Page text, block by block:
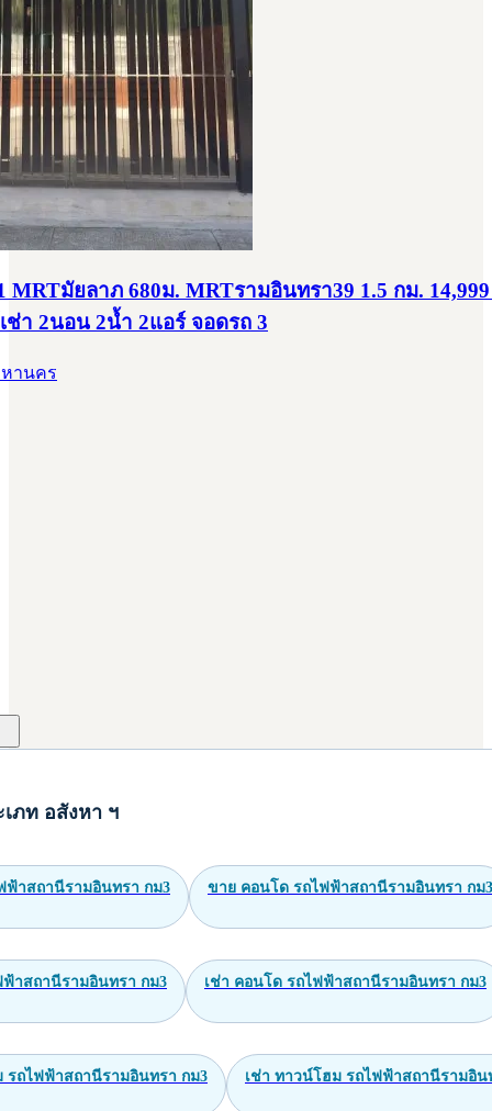
MRTมัยลาภ 680ม. MRTรามอินทรา39 1.5 กม.
ช่า 2นอน 2น้ำ 2แอร์ จอดรถ 3
หานคร
ภท อสังหา ฯ
ฟ้าสถานีรามอินทรา กม3 ขาย คอนโด รถไฟฟ้าสถานีรามอินทรา กม3
ฟ้าสถานีรามอินทรา กม3 เช่า คอนโด รถไฟฟ้าสถานีรามอินทรา กม3
รถไฟฟ้าสถานีรามอินทรา กม3 เช่า ทาวน์โฮม รถไฟฟ้าสถานีรามอิน